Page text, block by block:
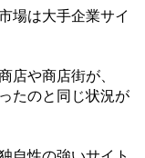
場は大手企業サイ
店や商店街が、
たのと同じ状況が